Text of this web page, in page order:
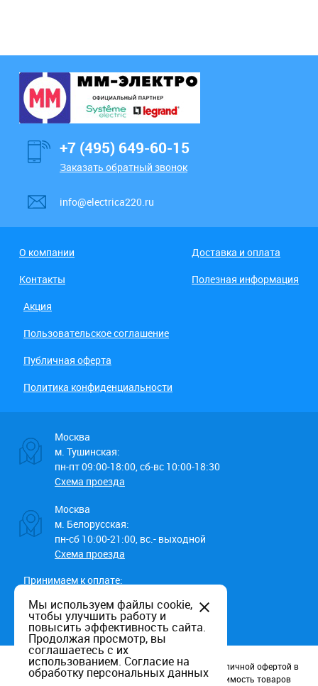
+7 (495) 649-60-15
Заказать обратный звонок
info@electrica220.ru
О компании
Доставка и оплата
Контакты
Полезная информация
Акция
Пользовательское соглашение
Публичная оферта
Политика конфиденциальности
Москва
м. Тушинская:
пн-пт 09:00-18:00, сб-вс 10:00-18:30
Схема проезда
Москва
м. Белорусская:
пн-сб 10:00-21:00, вс.- выходной
Схема проезда
Принимаем к оплате:
Данный информационный ресурс не является публичной офертой в
соотв. со статьей 437 (п.2) ГК РФ. Наличие и стоимость товаров
Мы используем файлы cookie,
чтобы улучшить работу и
повысить эффективность сайта.
Продолжая просмотр, вы
соглашаетесь с их
использованием. Согласие на
обработку персональных данных